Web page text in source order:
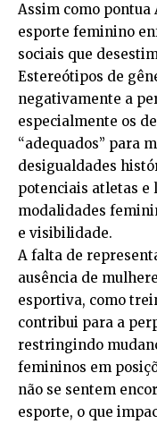
Assim como pontua
esporte feminino
sociais que
Estereótipos de
negativamente a
especialmente os
“adequados” para
desigualdades
potenciais atletas e
modalidades
e visibilidade.
A falta de
ausência de
esportiva, como
contribui para a
restringindo
femininos em
não se sentem
esporte, o que